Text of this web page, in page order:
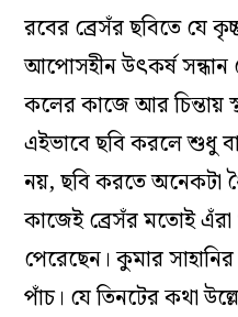
রবের ব্রেসঁর ছবিতে যে
আপোসহীন উৎকর্ষ সন্ধান
কলের কাজে আর চিন্তায়
এইভাবে ছবি করলে শুধু
নয়, ছবি করতে অনেকটা
কাজেই ব্রেসঁর মতোই
পেরেছেন। কুমার সাহানির
পাঁচ। যে তিনটের কথা